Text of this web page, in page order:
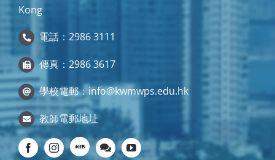
Kong
電話：2986 3111
傳真：2986 3617
學校電郵： info@kwmwps.edu.hk
教師電郵地址